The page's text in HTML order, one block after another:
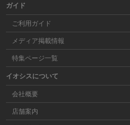
ガイド
ご利用ガイド
メディア掲載情報
特集ページ一覧
イオシスについて
会社概要
店舗案内